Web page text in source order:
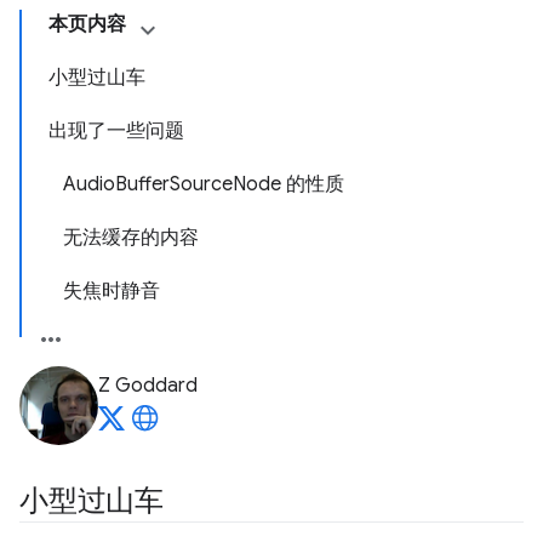
本页内容
小型过山车
出现了一些问题
AudioBufferSourceNode 的性质
无法缓存的内容
失焦时静音
Z Goddard
小型过山车